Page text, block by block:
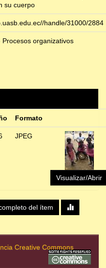
su cuerpo
handle/31000/2884
Procesos organizativos
Formato
JPEG
Visualizar/Abrir
del ítem
Creative Commons